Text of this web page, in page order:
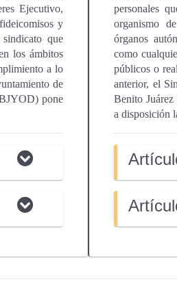
Ejecutivo,
y
que
los ámbitos
a lo
de
pone
personales
organismo
órganos
como
públicos o
anterior, el
Benito
a disposición